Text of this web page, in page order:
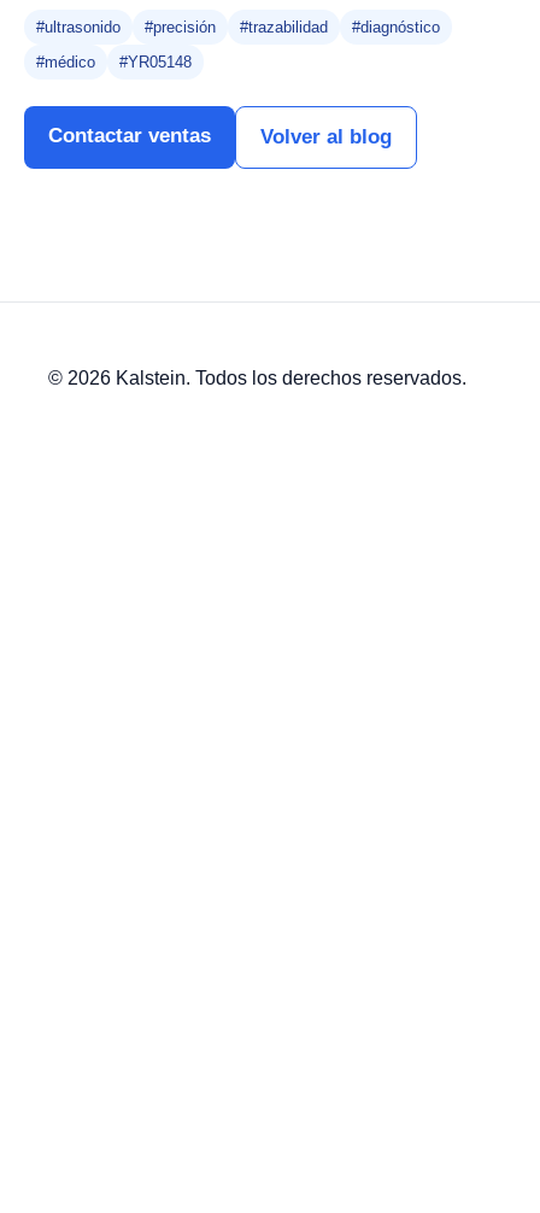
#ultrasonido #precisión #trazabilidad
#diagnóstico
#médico
#YR05148
Contactar ventas Volver al blog
© 2026 Kalstein. Todos los derechos reservados.